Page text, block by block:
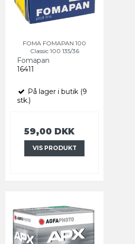
FOMA FOMAPAN 100
Classic 100 135/36
Fomapan
16411
På lager i butik (9
stk.)
59,00 DKK
VIS PRODUKT